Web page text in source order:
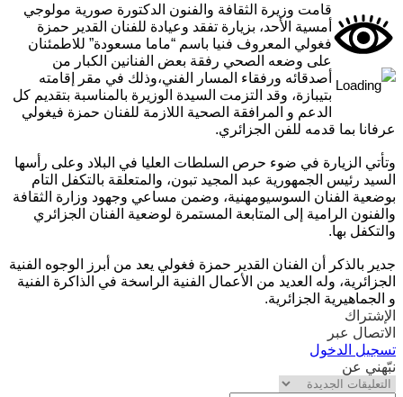
قامت وزيرة الثقافة والفنون الدكتورة صورية مولوجي
أمسية الأحد، بزيارة تفقد وعيادة للفنان القدير حمزة
فغولي المعروف فنيا باسم “ماما مسعودة” للاطمئنان
على وضعه الصحي رفقة بعض الفنانين الكبار من
أصدقائه ورفقاء المسار الفني،وذلك في مقر إقامته
بتيبازة، وقد التزمت السيدة الوزيرة بالمناسبة بتقديم كل
الدعم و المرافقة الصحية اللازمة للفنان حمزة فيغولي
بما قدمه للفن الجزائري.
الزيارة في ضوء حرص السلطات العليا في البلاد وعلى رأسها
رئيس الجمهورية عبد المجيد تبون، والمتعلقة بالتكفل التام
الفنان السوسيومهنية، وضمن مساعي وجهود وزارة الثقافة
الرامية إلى المتابعة المستمرة لوضعية الفنان الجزائري
بها.
بالذكر أن الفنان القدير حمزة فغولي يعد من أبرز الوجوه الفنية
وله العديد من الأعمال الفنية الراسخة في الذاكرة الفنية
الجزائرية.
عبر
الدخول
عن